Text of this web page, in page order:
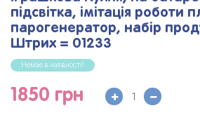
підсвітка, імітація роботи
парогенератор, набір
Штрих = 01233
Немає в наявності!
1850 грн